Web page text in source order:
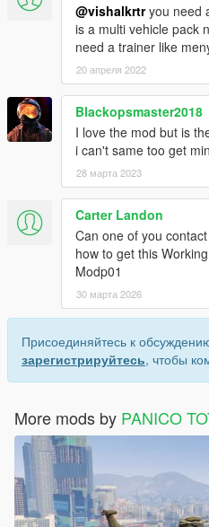
@vishalkrtryou need
is a multi vehicle pack
need a trainer like
20 апреля 2022
Blackopsmaster2018
I love the mod but is
i can't same too get
28 марта 2023
Carter Landon
Can one of you
how to get this
Modp01
30 марта 2026
Присоединяйтесь к
зарегистрируйтесь, чтобы
More mods by PANICO